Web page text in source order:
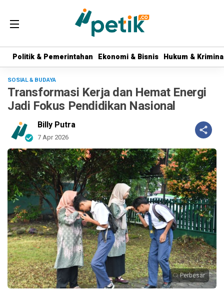
Politik & Pemerintahan Ekonomi & Bisnis Hukum &
Politik & Pemerintahan Ekonomi & Bisnis Hukum &
SOSIAL & BUDAYA
Transformasi Kerja dan Hemat Energi
Jadi Fokus Pendidikan Nasional
Billy Putra
7 Apr 2026
Perbesar